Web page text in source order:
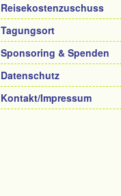
Reisekostenzuschuss
Tagungsort
Sponsoring & Spenden
Datenschutz
Kontakt/Impressum